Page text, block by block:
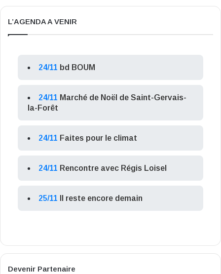
L’AGENDA A VENIR
24/11 bd BOUM
24/11 Marché de Noël de Saint-Gervais-
la-Forêt
24/11 Faites pour le climat
24/11 Rencontre avec Régis Loisel
25/11 Il reste encore demain
Devenir Partenaire